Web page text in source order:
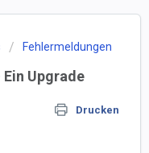
Fehlermeldungen
Upgrade
Drucken